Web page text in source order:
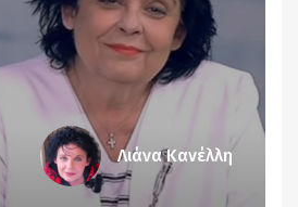
Λιάνα Κανέλλη